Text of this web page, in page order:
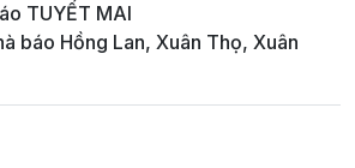
TUYẾT MAI
báo Hồng Lan, Xuân Thọ, Xuân